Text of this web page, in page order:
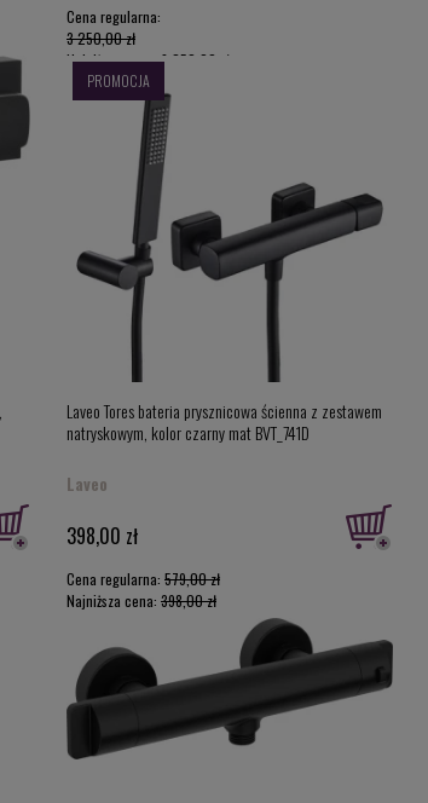
Cena regularna:
3 250,00 zł
Najniższa cena:3 250,00 zł
Laveo Tores bateria prysznicowa ścienna z zestawem
natryskowym, kolor czarny mat BVT_741D
Laveo
398,00 zł
Cena regularna: 579,00 zł
Najniższa cena: 398,00 zł
PROMOCJA